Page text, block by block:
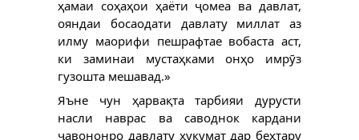
ҳамаи соҳаҳои ҳаёти ҷомеа ва давлат,
ояндаи босаодати давлату миллат аз
илму маорифи пешрафтае вобаста аст,
ки заминаи мустаҳками онҳо имрӯз
гузошта мешавад.»
Яъне чун ҳарвақта тарбияи дурусти
насли наврас ва саводнок кардани
ҷавононро давлату ҳукумат дар беҳтару